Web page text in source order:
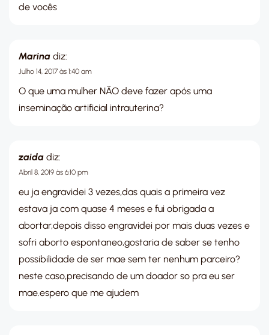
de vocês
Marina diz:
Julho 14, 2017 às 1:40 am
O que uma mulher NÃO deve fazer após uma
inseminação artificial intrauterina?
zaida diz:
Abril 8, 2019 às 6:10 pm
eu ja engravidei 3 vezes,das quais a primeira vez
estava ja com quase 4 meses e fui obrigada a
abortar,depois disso engravidei por mais duas vezes e
sofri aborto espontaneo,gostaria de saber se tenho
possibilidade de ser mae sem ter nenhum parceiro?
neste caso,precisando de um doador so pra eu ser
mae.espero que me ajudem